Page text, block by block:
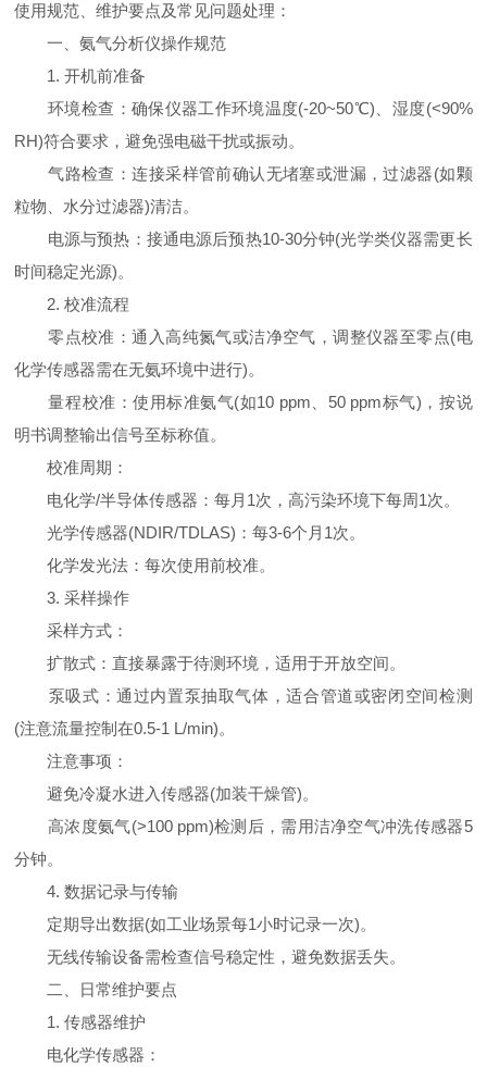
使用规范、维护要点及常见问题处理：
一、氨气分析仪操作规范
1. 开机前准备
环境检查：确保仪器工作环境温度(-20~50℃)、湿度(<90%
RH)符合要求，避免强电磁干扰或振动。
气路检查：连接采样管前确认无堵塞或泄漏，过滤器(如颗
粒物、水分过滤器)清洁。
电源与预热：接通电源后预热10-30分钟(光学类仪器需更长
时间稳定光源)。
2. 校准流程
零点校准：通入高纯氮气或洁净空气，调整仪器至零点(电
化学传感器需在无氨环境中进行)。
量程校准：使用标准氨气(如10 ppm、50 ppm标气)，按说
明书调整输出信号至标称值。
校准周期：
电化学/半导体传感器：每月1次，高污染环境下每周1次。
光学传感器(NDIR/TDLAS)：每3-6个月1次。
化学发光法：每次使用前校准。
3. 采样操作
采样方式：
扩散式：直接暴露于待测环境，适用于开放空间。
泵吸式：通过内置泵抽取气体，适合管道或密闭空间检测
(注意流量控制在0.5-1 L/min)。
注意事项：
避免冷凝水进入传感器(加装干燥管)。
高浓度氨气(>100 ppm)检测后，需用洁净空气冲洗传感器5
分钟。
4. 数据记录与传输
定期导出数据(如工业场景每1小时记录一次)。
无线传输设备需检查信号稳定性，避免数据丢失。
二、日常维护要点
1. 传感器维护
电化学传感器：